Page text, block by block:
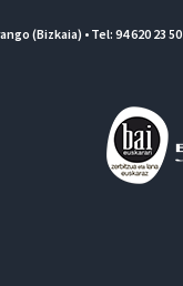
(Bizkaia) • Tel: 94 620 23 50